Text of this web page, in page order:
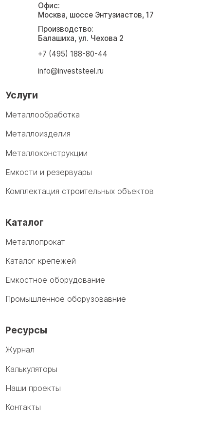
Офис:
Москва, шоссе Энтузиастов, 17
Производство:
Балашиха, ул. Чехова 2
+7 (495) 188-80-44
info@investsteel.ru
Услуги
Металлообработка
Металлоизделия
Металлоконструкции
Емкости и резервуары
Комплектация строительных объектов
Каталог
Металлопрокат
Каталог крепежей
Емкостное оборудование
Промышленное оборузовавние
Ресурсы
Журнал
Калькуляторы
Наши проекты
Контакты